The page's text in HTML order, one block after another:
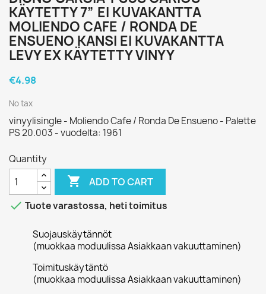
KÄYTETTY 7” EI KUVAKANTTA
MOLIENDO CAFE / RONDA DE
ENSUENO KANSI EI KUVAKANTTA
LEVY EX KÄYTETTY VINYY
€4.98
No tax
vinyylisingle - Moliendo Cafe / Ronda De Ensueno - Palette
PS 20.003 - vuodelta: 1961
Quantity
 ADD TO CART
 Tuote varastossa, heti toimitus
Suojauskäytännöt
(muokkaa moduulissa Asiakkaan vakuuttaminen)
Toimituskäytäntö
(muokkaa moduulissa Asiakkaan vakuuttaminen)